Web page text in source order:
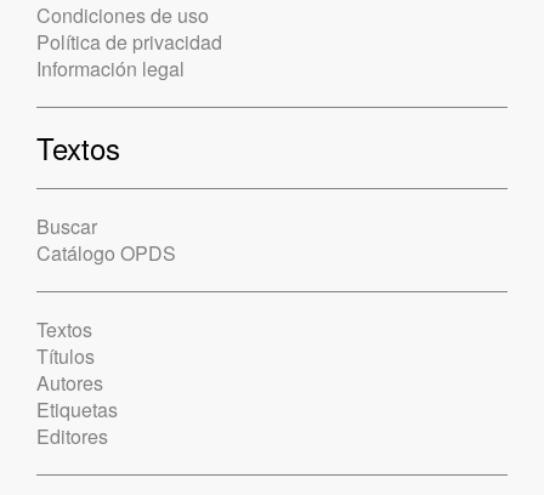
Condiciones de uso
Política de privacidad
Información legal
Textos
Buscar
Catálogo OPDS
Textos
Títulos
Autores
Etiquetas
Editores